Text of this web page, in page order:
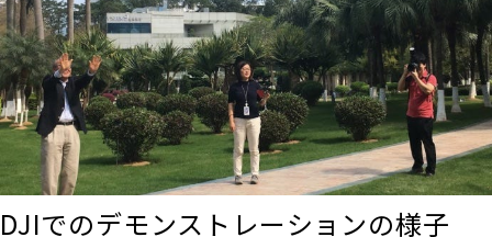
DJIでのデモンストレーションの様子